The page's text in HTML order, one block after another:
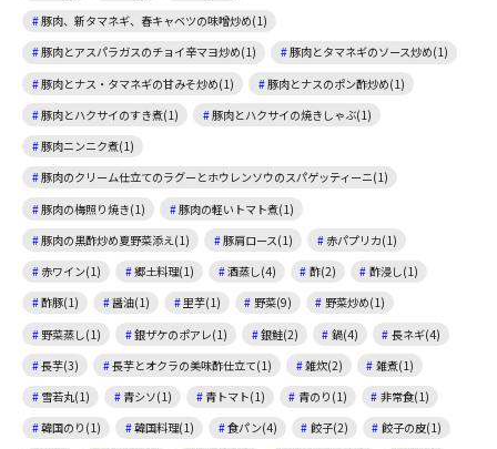
豚肉、新タマネギ、春キャベツの味噌炒め(1)
豚肉とアスパラガスのチョイ辛マヨ炒め(1)
豚肉とタマネギのソース炒め(1)
豚肉とナス・タマネギの甘みそ炒め(1)
豚肉とナスのポン酢炒め(1)
豚肉とハクサイのすき煮(1)
豚肉とハクサイの焼きしゃぶ(1)
豚肉ニンニク煮(1)
豚肉のクリーム仕立てのラグーとホウレンソウのスパゲッティーニ(1)
豚肉の梅照り焼き(1)
豚肉の軽いトマト煮(1)
豚肉の黒酢炒め夏野菜添え(1)
豚肩ロース(1)
赤パプリカ(1)
赤ワイン(1)
郷土料理(1) 酒蒸し(4) 酢(2)
酢浸し(1)
酢豚(1)
醤油(1) 里芋(1) 野菜(9)
野菜炒め(1)
野菜蒸し(1)
銀ザケのポアレ(1) 銀鮭(2) 鍋(4)
長ネギ(4)
長芋(3)
長芋とオクラの美味酢仕立て(1) 雑炊(2)
雑煮(1)
雪若丸(1)
青シソ(1) 青トマト(1) 青のり(1)
非常食(1)
韓国のり(1)
韓国料理(1) 食パン(4) 餃子(2)
餃子の皮(1)